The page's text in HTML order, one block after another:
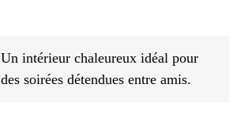
Un intérieur chaleureux idéal pour
des soirées détendues entre amis.